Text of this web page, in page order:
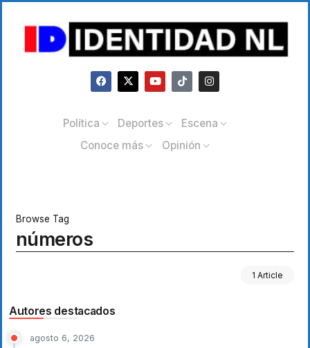
Política Deportes
Escena
Conoce más
Opinión
Browse Tag
números
1 Article
Autores destacados
agosto 6, 2026